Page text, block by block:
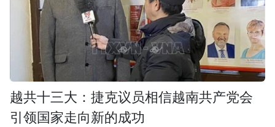
越共十三大：捷克议员相信越南共产党会
引领国家走向新的成功